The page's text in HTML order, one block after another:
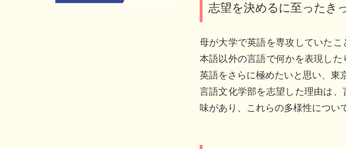
志望を決めるに至ったき
母が大学で英語を専攻していた
本語以外の言語で何かを表現し
英語をさらに極めたいと思い、東
言語文化学部を志望した理由は
味があり、これらの多様性につい